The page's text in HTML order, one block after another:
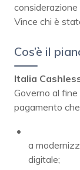
considerazione
Vince chi è
Cos’è il
Italia
Governo al
pagamento
a
digitale;